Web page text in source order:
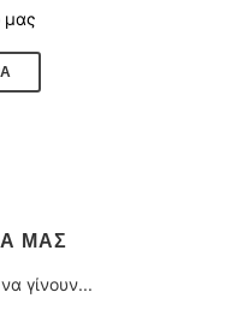
μας
ΜΑΣ
γίνουν...